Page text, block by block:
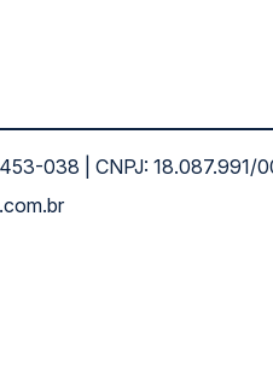
038 | CNPJ: